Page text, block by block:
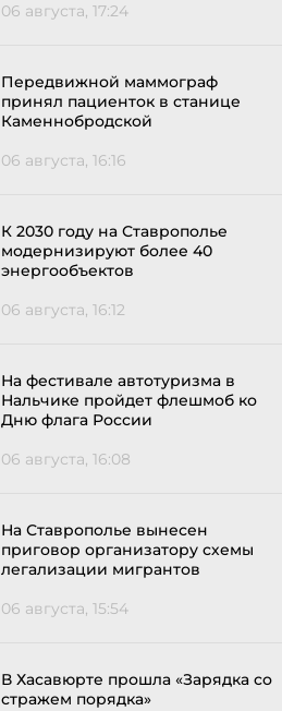
06 августа, 17:24
Передвижной маммограф
принял пациенток в станице
Каменнобродской
06 августа, 16:16
К 2030 году на Ставрополье
модернизируют более 40
энергообъектов
06 августа, 16:12
На фестивале автотуризма в
Нальчике пройдет флешмоб ко
Дню флага России
06 августа, 16:08
На Ставрополье вынесен
приговор организатору схемы
легализации мигрантов
06 августа, 15:54
В Хасавюрте прошла «Зарядка со
стражем порядка»